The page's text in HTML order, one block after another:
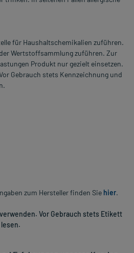
für Haushaltschemikalien zuführen.
Wertstoffsammlung zuführen. Zur
Produkt nur gezielt einsetzen.
Gebrauch stets Kennzeichnung und
zum Hersteller finden Sie hier.
Vor Gebrauch stets Etikett